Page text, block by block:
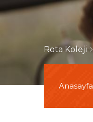
Rota Koleji
Anasayfa